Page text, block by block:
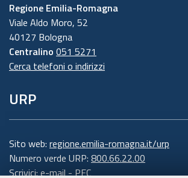
Regione Emilia-Romagna
Viale Aldo Moro, 52
40127 Bologna
Centralino 051 5271
Cerca telefoni o indirizzi
URP
Sito web: regione.emilia-romagna.it/urp
Numero verde URP: 800.66.22.00
Scrivici:e-mail-PEC